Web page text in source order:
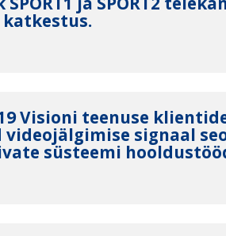
Visioni teenuse
signaal
süsteemi